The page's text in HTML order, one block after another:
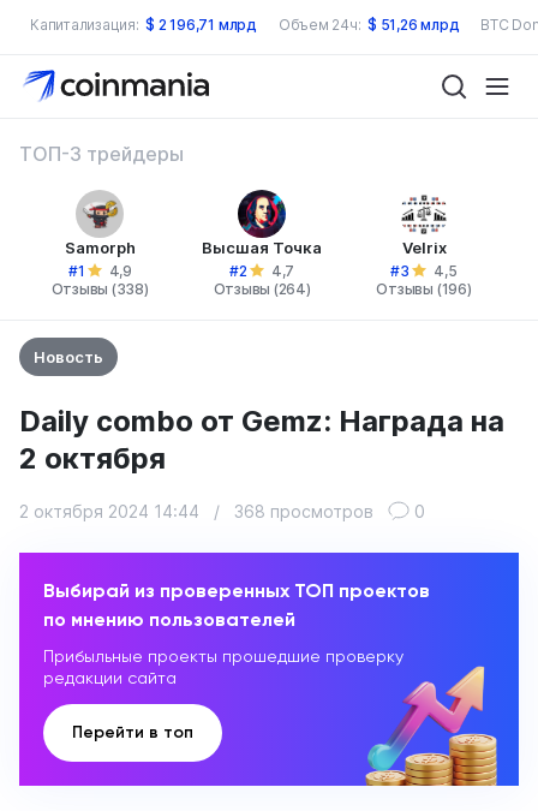
Капитализация: $ 2 196,71 млрд Объем 24ч: $ 51,26 млрд BTC
ТОП-3 трейдеры
Samorph
#1
4,9
Отзывы (338)
Высшая Точка
#2
4,7
Отзывы (264)
Velrix
#3
4,5
Отзывы (196)
Новость
Daily combo от Gemz: Награда на
2 октября
2 октября 2024 14:44 / 368 просмотров 0
Выбирай из проверенных ТОП проектов
по мнению пользователей
Прибыльные проекты прошедшие проверку
редакции сайта
Перейти в топ